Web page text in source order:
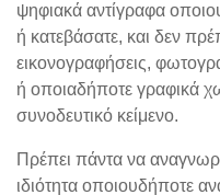
ψηφιακά αντίγραφα
ή κατεβάσατε, και δεν
εικονογραφήσεις,
ή οποιαδήποτε γραφικά
συνοδευτικό κείμενο.
Πρέπει πάντα να
ιδιότητα οποιουδήποτε